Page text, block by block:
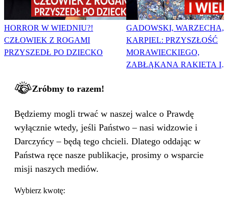
HORROR W WIEDNIU?!
CZŁOWIEK Z ROGAMI
PRZYSZEDŁ PO DZIECKO
GADOWSKI, WARZECHA,
KARPIEL: PRZYSZŁOŚĆ
MORAWIECKIEGO,
ZABŁĄKANA RAKIETA I
Zróbmy to razem!
Będziemy mogli trwać w naszej walce o Prawdę
wyłącznie wtedy, jeśli Państwo – nasi widzowie i
Darczyńcy – będą tego chcieli. Dlatego oddając w
Państwa ręce nasze publikacje, prosimy o wsparcie
misji naszych mediów.
Wybierz kwotę: